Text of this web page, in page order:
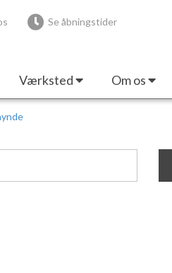
Se åbningstider
Værksted Om os